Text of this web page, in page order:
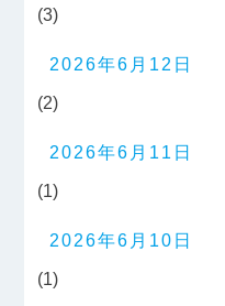
(3)
2026年6月12日
(2)
2026年6月11日
(1)
2026年6月10日
(1)